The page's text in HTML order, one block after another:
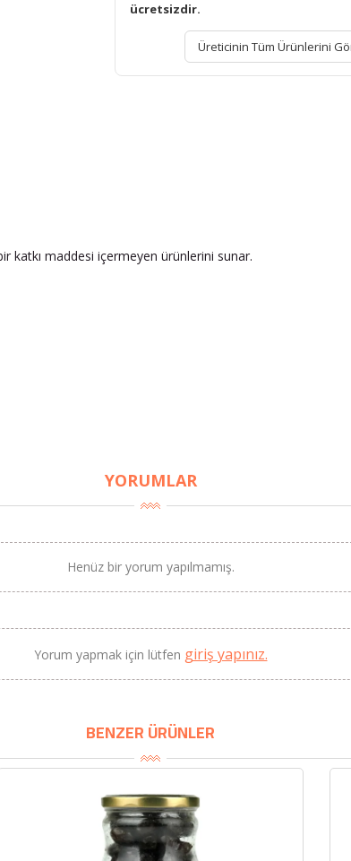
ücretsizdir.
Üreticinin Tüm Ürünlerini
katkı maddesi içermeyen ürünlerini sunar.
YORUMLAR
Henüz bir yorum yapılmamış.
Yorum yapmak için lütfen giriş yapınız.
BENZER ÜRÜNLER
BU HAFTANIN PLANLI İNDİRİMİ
TL
Sızma Zeytinyağı (2025
Yeni Hasat, Güney Ege, 5
Litre) - AtcaNova